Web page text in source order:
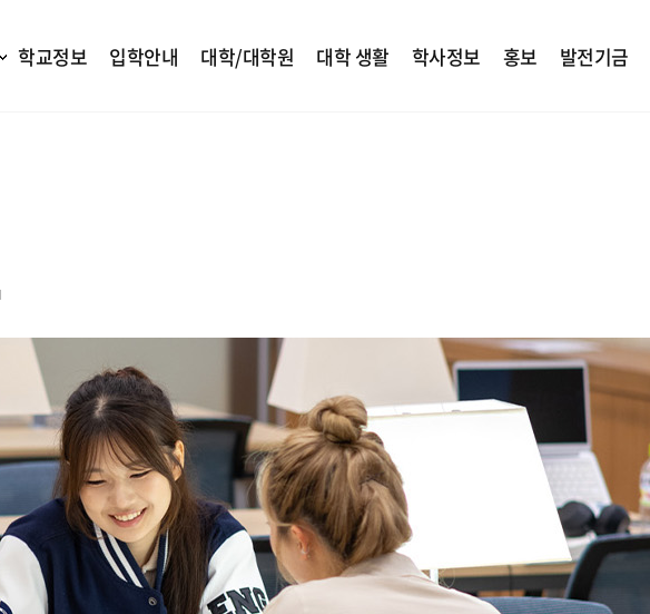
학교정보 입학안내 대학/대학원 대학 생활 학사정보 홍보 발전기금